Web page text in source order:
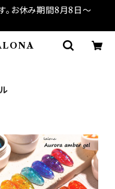
。お休み期間8月8日～